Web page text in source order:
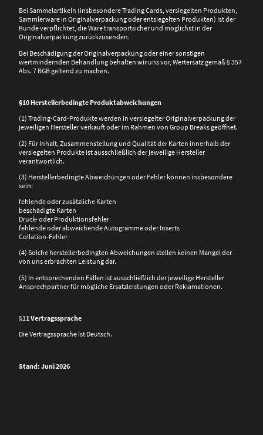
Bei Sammelartikeln (insbesondere Trading Cards, versiegelten Produkten,
Sammlerware in Originalverpackung oder entsiegelten Produkten) ist der
Kunde verpflichtet, die Ware transportsicher und möglichst in der
Originalverpackung zurückzusenden.
Bei Beschädigung der Originalverpackung oder einer sonstigen
wertmindernden Behandlung behalten wir uns vor, Wertersatz gemäß § 357
Abs. 7 BGB geltend zu machen.
§10 Herstellerbedingte Produktabweichungen
(1) Trading-Card-Produkte werden in versiegelter Originalverpackung der
jeweiligen Hersteller verkauft oder im Rahmen von Group Breaks geöffnet.
(2) Für Inhalt, Zusammenstellung und Qualität der Karten innerhalb der
versiegelten Produkte ist ausschließlich der jeweilige Hersteller
verantwortlich.
(3) Herstellerbedingte Abweichungen oder Fehler können insbesondere
sein:
fehlende oder zusätzliche Karten
beschädigte Karten
Druck- oder Produktionsfehler
fehlende oder abweichende Autogramme oder Inserts
Collation-Fehler
(4) Solche herstellerbedingten Abweichungen stellen keinen Mangel der
von uns erbrachten Leistung dar.
(5) In entsprechenden Fällen ist ausschließlich der jeweilige Hersteller
Ansprechpartner für mögliche Ersatzleistungen oder Reklamationen.
§11 Vertragssprache
Die Vertragssprache ist Deutsch.
Stand: Juni 2026